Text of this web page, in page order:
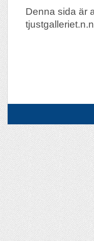
Denna sida är